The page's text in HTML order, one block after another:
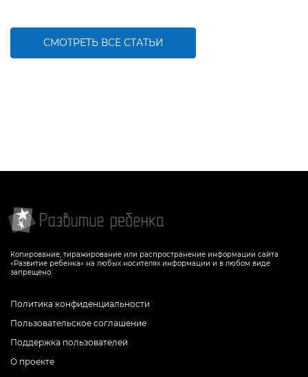
СМОТРЕТЬ ВСЕ СТАТЬИ
Копирование, тиражирование или распространение информации сайта
«Развитие ребенка» на любых носителях информации и в любом виде
запрещено.
Политика конфиденциальности
Пользовательское соглашение
Поддержка пользователей
О проекте